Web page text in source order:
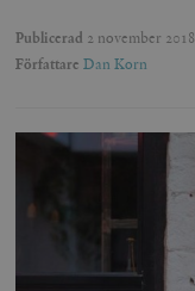
Publicerad 2 november 2018
Författare Dan Korn